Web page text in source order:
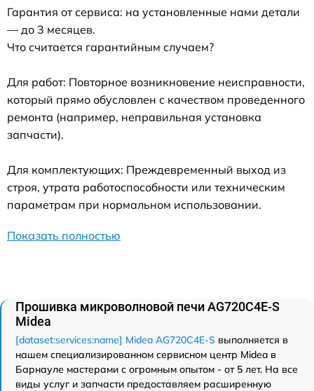
Гарантия от сервиса: на установленные нами детали
— до 3 месяцев.
Что считается гарантийным случаем?
Для работ: Повторное возникновение неисправности,
который прямо обусловлен с качеством проведенного
ремонта (например, неправильная установка
запчасти).
Для комплектующих: Преждевременный выход из
строя, утрата работоспособности или техническим
параметрам при нормальном использовании.
Показать полностью
Прошивка микроволновой печи AG720C4E-S
Midea
[dataset:services:name] Midea AG720C4E-S выполняется в
нашем специализированном сервисном центр Midea в
Барнауле мастерами с огромным опытом - от 5 лет. На все
виды услуг и запчасти предоставляем расширенную